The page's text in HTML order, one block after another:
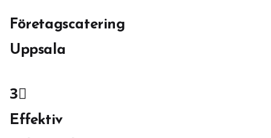
Företagscatering
Uppsala
3⃣
Effektiv